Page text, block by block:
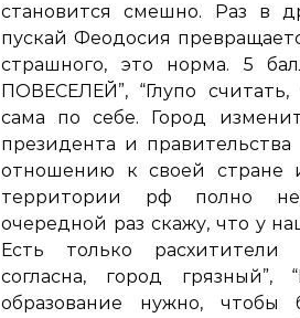
становится смешно. Раз в
пускай Феодосия
страшного, это норма. 5
ПОВЕСЕЛЕЙ”, “Глупо
сама по себе. Город
президента и
отношению к своей стране
территории рф полно
очередной раз скажу, что у
Есть только расхитители
согласна, город грязный”,
образование нужно, чтобы